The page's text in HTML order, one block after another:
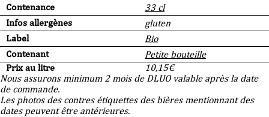
Contenance
33 cl
Infos allergènes
gluten
Label
Bio
Contenant
Petite bouteille
Prix au litre
10,15€
Nous assurons minimum 2 mois de DLUO valable après la date
de commande.
Les photos des contres étiquettes des bières mentionnant des
dates peuvent être antérieures.